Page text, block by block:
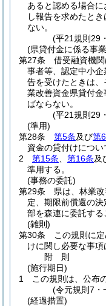
あると認める場合
し報告を求めたと
ない。
(平21規則29
(県貸付金に係る事
第27条
借受融資機
事者等、認定中小
告を受けたときは
業改善資金県貸付
ばならない。
(平21規則29
(準用)
第28条
第5条及び第
資金の貸付けについ
2
第15条 第16条及
準用する。
(事務の委託)
第29条
県は、林業
定、期限前償還の
部を森連に委託する
(雑則)
第30条
この規則に
けに関し必要な事項
附 則
(施行期日)
1
この規則は、公布
(令元規則7・
(経過措置)